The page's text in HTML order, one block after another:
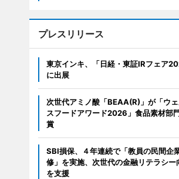
プレスリリース
東京インキ、「日経・東証IRフェア
に出展
次世代アミノ酸「BEAA(R)」が「ウ
スフードアワード2026」食品素材部
賞
SBI損保、４年連続で「教員の民間企
修」を実施、次世代の金融リテラシー
を支援